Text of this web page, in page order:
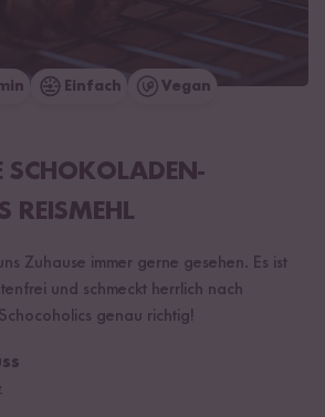
Einfach Vegan
SCHOKOLADEN-
REISMEHL
Zuhause immer gerne gesehen. Es ist
und schmeckt herrlich nach
genau richtig!